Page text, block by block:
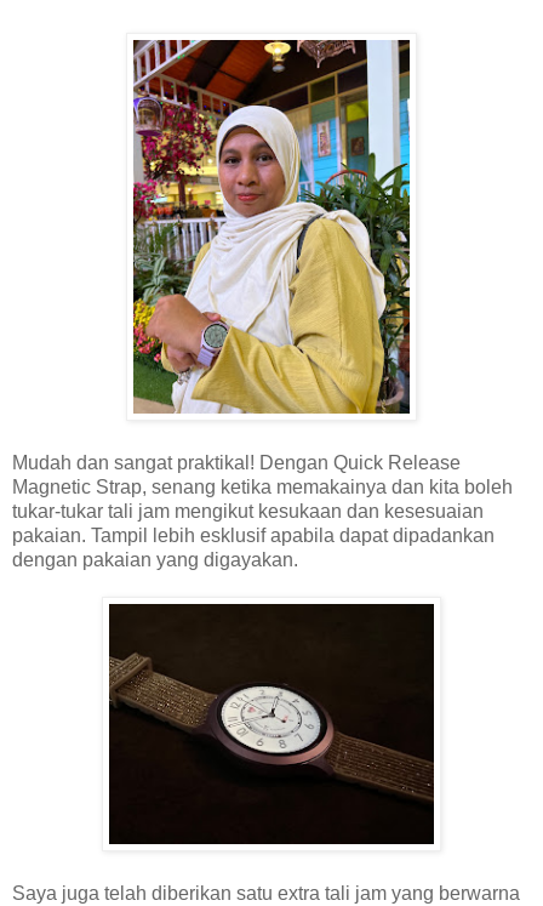
Mudah dan sangat praktikal! Dengan Quick Release
Magnetic Strap, senang ketika memakainya dan kita boleh
tukar-tukar tali jam mengikut kesukaan dan kesesuaian
pakaian. Tampil lebih esklusif apabila dapat dipadankan
dengan pakaian yang digayakan.
Saya juga telah diberikan satu extra tali jam yang berwarna